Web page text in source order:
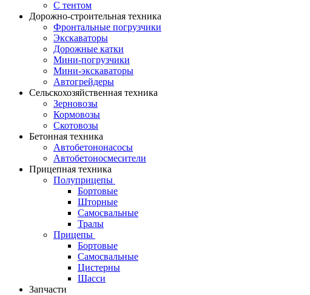
С тентом
Дорожно-строительная техника
Фронтальные погрузчики
Экскаваторы
Дорожные катки
Мини-погрузчики
Мини-экскаваторы
Автогрейдеры
Сельскохозяйственная техника
Зерновозы
Кормовозы
Скотовозы
Бетонная техника
Автобетононасосы
Автобетоносмесители
Прицепная техника
Полуприцепы
Бортовые
Шторные
Самосвальные
Тралы
Прицепы
Бортовые
Самосвальные
Цистерны
Шасси
Запчасти